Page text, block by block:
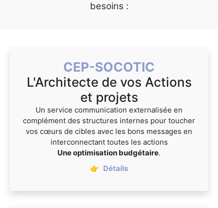
besoins :
CEP-SOCOTIC
L'Architecte de vos Actions
et projets
Un service communication externalisée en
complément des structures internes pour toucher
vos cœurs de cibles avec les bons messages en
interconnectant toutes les actions
Une optimisation budgétaire.
👉 Détails